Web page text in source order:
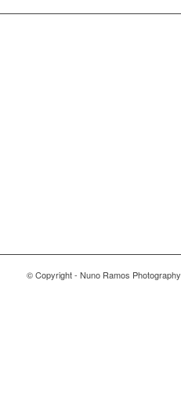
© Copyright - Nuno Ramos Photography